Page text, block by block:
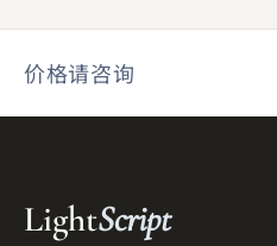
价格请咨询
LightScript